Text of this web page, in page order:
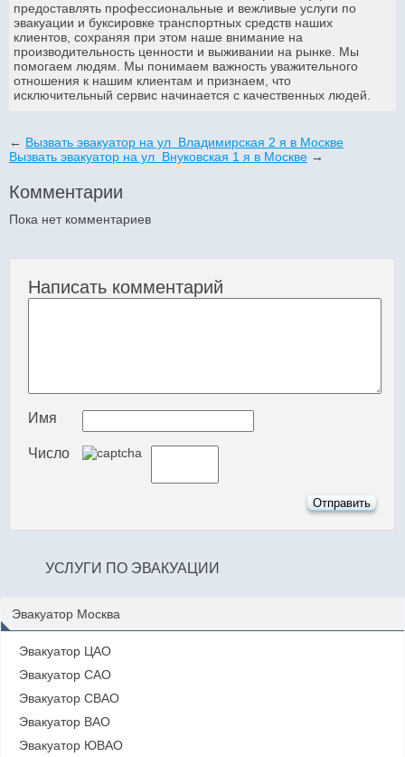
предоставлять профессиональные и вежливые услуги по
эвакуации и буксировке транспортных средств наших
клиентов, сохраняя при этом наше внимание на
производительность ценности и выживании на рынке. Мы
помогаем людям. Мы понимаем важность уважительного
отношения к нашим клиентам и признаем, что
исключительный сервис начинается с качественных людей.
← Вызвать эвакуатор на ул Владимирская 2 я в Москве
Вызвать эвакуатор на ул Внуковская 1 я в Москве →
Комментарии
Пока нет комментариев
Написать комментарий
Имя
Число
УСЛУГИ ПО ЭВАКУАЦИИ
Эвакуатор Москва
Эвакуатор ЦАО
Эвакуатор САО
Эвакуатор СВАО
Эвакуатор ВАО
Эвакуатор ЮВАО